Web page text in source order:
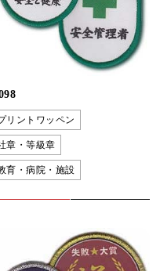
リントワッペン
章・等級章
育・病院・施設